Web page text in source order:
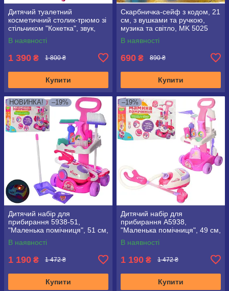
Дитячий туалетний
косметичний столик-трюмо зі
стільчиком "Кокетка", звук,
світло, фен, прикраси,
рожевий
В наявності
1 390 ₴ 1 800 ₴
Купити
Скарбничка-сейф з кодом, 21
см, з вушками та ручкою,
музика та світло, MK 5025
В наявності
690 ₴ 890 ₴
Купити
НОВИНКА! –19%
Дитячий набір для
прибирання 5938-51,
"Маленька помічниця", 51 см,
10 предметів, пилосос
В наявності
1 190 ₴ 1 472 ₴
Купити
–19%
Дитячий набір для
прибирання А5938,
"Маленька помічниця", 49 см,
10 предметів, пилосос
В наявності
1 190 ₴ 1 472 ₴
Купити